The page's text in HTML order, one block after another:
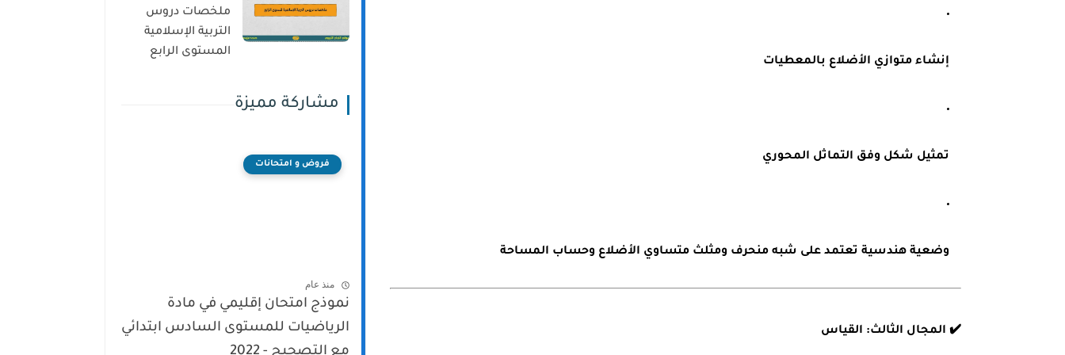
إنشاء متوازي الأضلاع بالمعطيات
تمثيل شكل وفق التماثل المحوري
وضعية هندسية تعتمد على شبه منحرف ومثلث متساوي الأضلاع وحساب المساحة
✔️ المجال الثالث: القياس
ملخصات دروس
التربية الإسلامية
المستوى الرابع
مشاركة مميزة
فروض و امتحانات
منذ عام
نموذج امتحان إقليمي في مادة
الرياضيات للمستوى السادس ابتدائي